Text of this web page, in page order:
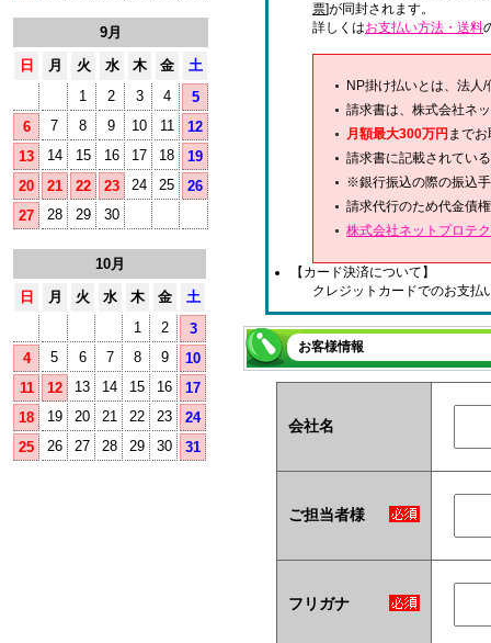
9月
日
月 火 水 木 金
土
1
2 3 4
5
6
7 8 9 10 11
12
13
14 15 16 17 18
19
20
21 22 23 24 25
26
27
28 29 30
10月
日
月 火 水 木 金
土
1
2
3
4
5 6 7 8 9
10
11
12 13 14 15 16
17
18
19 20 21 22 23
24
25
26 27 28 29 30 31
票]が同封されます。
詳しくはお支払い方法・送料
NP掛け払いとは、法人
請求書は、株式会社ネ
月額最大300万円 まで
請求書に記載されてい
※銀行振込の際の振込
請求代行のため代金債
株式会社ネットプロテ
【カード決済について】
クレジットカードでのお支払
お客様情報
会社名
ご担当者様
フリガナ